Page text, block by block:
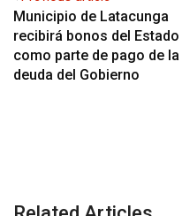
Municipio de Latacunga
recibirá bonos del Estado
como parte de pago de la
deuda del Gobierno